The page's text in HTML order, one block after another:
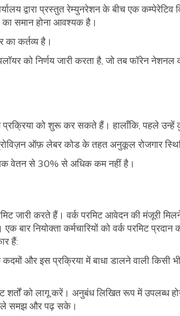
द्वारा प्रस्तुत रेम्युनरेशन के बीच एक
का समान होना आवश्यक है।
का कर्तव्य है।
को निर्णय जारी करता है, जो तब फॉरेन
को शुरू कर सकते हैं। हालाँकि, पहले उन्हें
ऑफ़ लेबर कोड के तहत अनुकूल रोजगार
वेतन से 30% से अधिक कम नहीं है।
जारी करते हैं। वर्क परमिट आवेदन की मंजूरी
एक बार नियोक्ता कर्मचारियों को वर्क परमिट
हैं:
और इस प्रक्रिया में बाधा डालने वाली किसी
शर्तों को लागू करें। अनुबंध लिखित रूप में उपलब्ध
पहले समझ और पढ़ सके।